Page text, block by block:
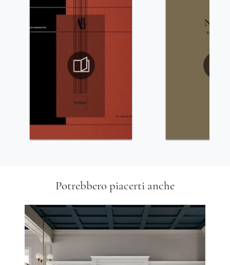
Potrebbero piacerti anche